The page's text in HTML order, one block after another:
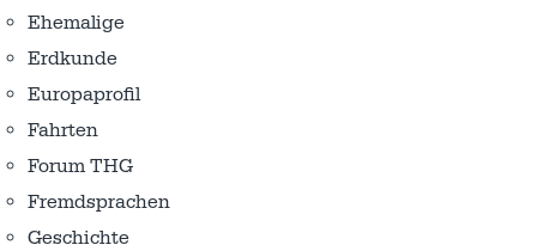
Ehemalige
Erdkunde
Europaprofil
Fahrten
Forum THG
Fremdsprachen
Geschichte